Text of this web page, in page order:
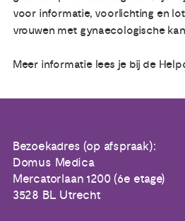
voor informatie, voorlichting en
vrouwen met gynaecologische
Meer informatie lees je bij de
Bezoekadres (op afspraak):
Domus Medica
Mercatorlaan 1200 (6e etage)
3528 BL Utrecht